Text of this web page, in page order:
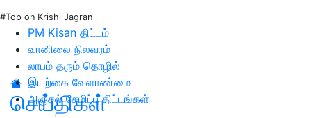
#Top on Krishi Jagran
PM Kisan திட்டம்
வானிலை நிலவரம்
லாபம் தரும் தொழில்
இயற்கை வேளாண்மை
அஞ்சல் சேமிப்பு திட்டங்கள்
செய்திகள்